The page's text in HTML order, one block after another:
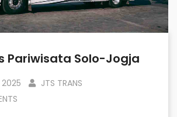
Pariwisata Solo-Jogja
2025
JTS TRANS